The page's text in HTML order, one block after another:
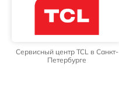
Сервисный центр TCL в Санкт-
Петербурге